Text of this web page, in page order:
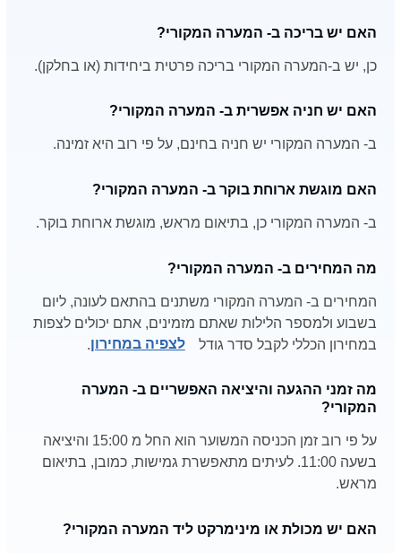
האם יש בריכה ב- המערה המקורי?
כן, יש ב-המערה המקורי בריכה פרטית ביחידות (או בחלקן).
האם יש חניה אפשרית ב- המערה המקורי?
ב- המערה המקורי יש חניה בחינם, על פי רוב היא זמינה.
האם מוגשת ארוחת בוקר ב- המערה המקורי?
ב- המערה המקורי כן, בתיאום מראש, מוגשת ארוחת בוקר.
מה המחירים ב- המערה המקורי?
המחירים ב- המערה המקורי משתנים בהתאם לעונה, ליום
בשבוע ולמספר הלילות שאתם מזמינים, אתם יכולים לצפות
במחירון הכללי לקבל סדר גודל
לצפיה במחירון.
מה זמני ההגעה והיציאה האפשריים ב- המערה
המקורי?
על פי רוב זמן הכניסה המשוער הוא החל מ 15:00 והיציאה
בשעה 11:00. לעיתים מתאפשרת גמישות, כמובן, בתיאום
מראש.
האם יש מכולת או מינימרקט ליד המערה המקורי?